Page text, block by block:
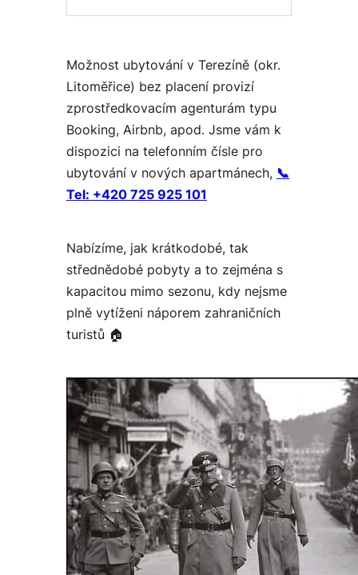
Možnost ubytování v Terezíně (okr.
Litoměřice) bez placení provizí
zprostředkovacím agenturám typu
Booking, Airbnb, apod. Jsme vám k
dispozici na telefonním čísle pro
ubytování v nových apartmánech, 📞
Tel: +420 725 925 101
Nabízíme, jak krátkodobé, tak
střednědobé pobyty a to zejména s
kapacitou mimo sezonu, kdy nejsme
plně vytíženi náporem zahraničních
turistů 🏠